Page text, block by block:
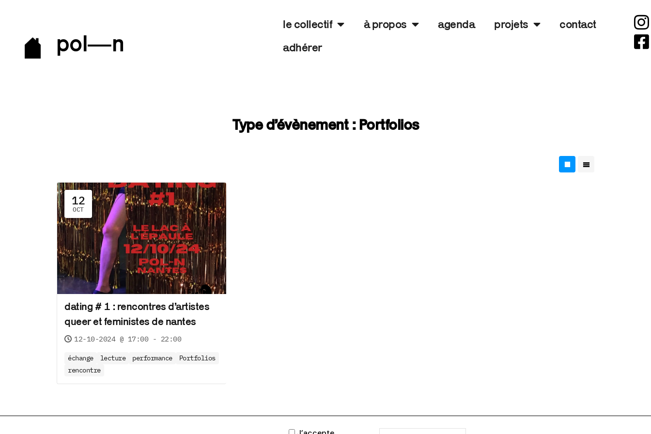
pol—n
le collectif à propos agenda projets
contact
adhérer
Type d’évènement : Portfolios
12
OCT
dating # 1 : rencontres d’artistes
queer et feministes de nantes
12-10-2024 @ 17:00 - 22:00
échange lecture performance
Portfolios
rencontre